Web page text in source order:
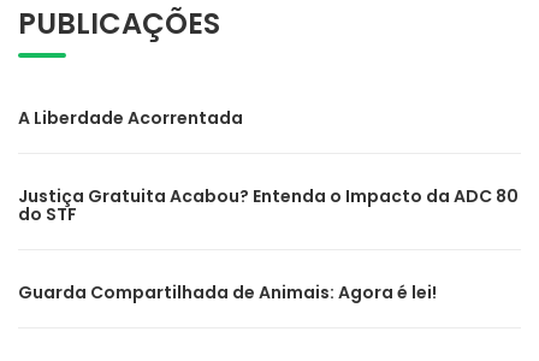
PUBLICAÇÕES
A Liberdade Acorrentada
Justiça Gratuita Acabou? Entenda o Impacto da ADC 80
do STF
Guarda Compartilhada de Animais: Agora é lei!